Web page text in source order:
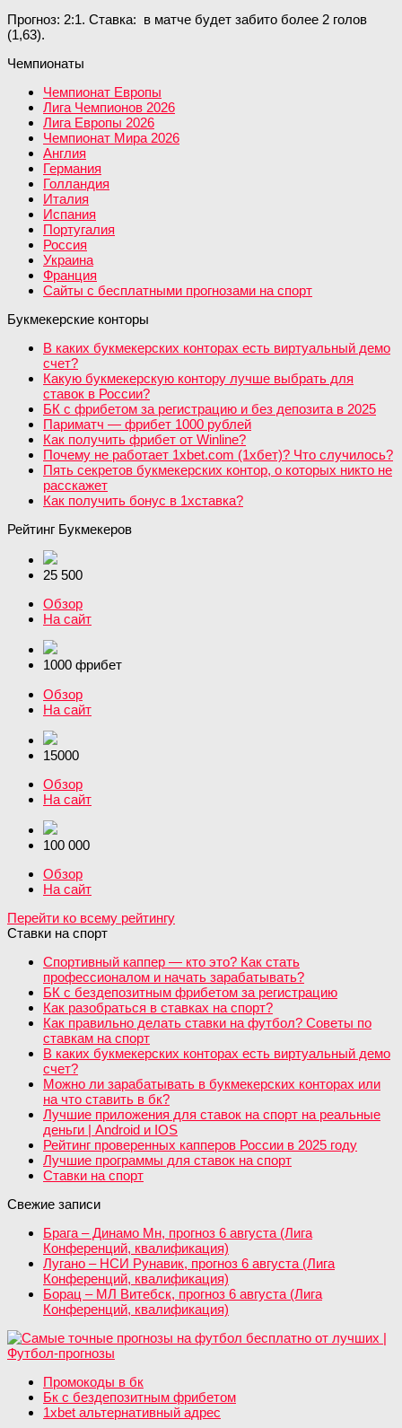
Прогноз: 2:1. Ставка: в матче будет забито более 2 голов
(1,63).
Чемпионаты
Чемпионат Европы
Лига Чемпионов 2026
Лига Европы 2026
Чемпионат Мира 2026
Англия
Германия
Голландия
Италия
Испания
Португалия
Россия
Украина
Франция
Сайты с бесплатными прогнозами на спорт
Букмекерские конторы
В каких букмекерских конторах есть виртуальный демо
счет?
Какую букмекерскую контору лучше выбрать для
ставок в России?
БК с фрибетом за регистрацию и без депозита в 2025
Париматч — фрибет 1000 рублей
Как получить фрибет от Winline?
Почему не работает 1xbet.com (1хбет)? Что случилось?
Пять секретов букмекерских контор, о которых никто не
расскажет
Как получить бонус в 1хставка?
Рейтинг Букмекеров
25 500
Обзор
На сайт
1000 фрибет
Обзор
На сайт
15000
Обзор
На сайт
100 000
Обзор
На сайт
Перейти ко всему рейтингу
Ставки на спорт
Спортивный каппер — кто это? Как стать
профессионалом и начать зарабатывать?
БК с бездепозитным фрибетом за регистрацию
Как разобраться в ставках на спорт?
Как правильно делать ставки на футбол? Советы по
ставкам на спорт
В каких букмекерских конторах есть виртуальный демо
счет?
Можно ли зарабатывать в букмекерских конторах или
на что ставить в бк?
Лучшие приложения для ставок на спорт на реальные
деньги | Android и IOS
Рейтинг проверенных капперов России в 2025 году
Лучшие программы для ставок на спорт
Ставки на спорт
Свежие записи
Брага – Динамо Мн, прогноз 6 августа (Лига
Конференций, квалификация)
Лугано – НСИ Рунавик, прогноз 6 августа (Лига
Конференций, квалификация)
Борац – МЛ Витебск, прогноз 6 августа (Лига
Конференций, квалификация)
Промокоды в бк
Бк с бездепозитным фрибетом
1xbet альтернативный адрес